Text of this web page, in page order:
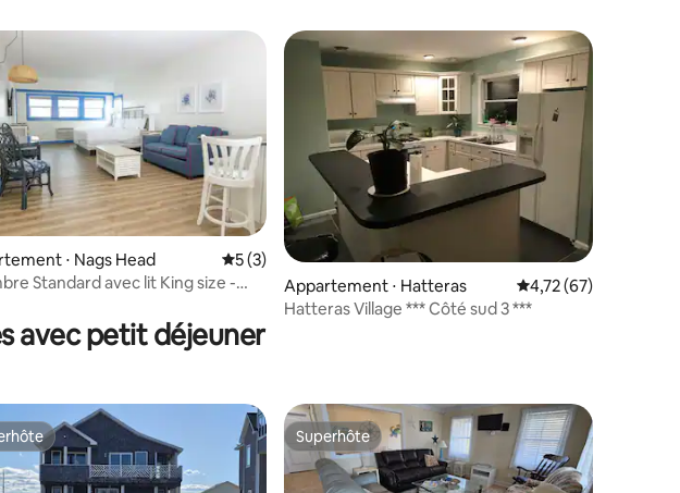
⋅ Nags Head Évaluation moyenne sur la base de 3 commentaires : 5 sur 5
5 (3)
Standard avec lit King size -
Appartement ⋅ Hatteras Évaluation moyenne
4,72 (67)
Hatteras Village *** Côté sud 3 ***
avec petit déjeuner
Superhôte
Superhôte